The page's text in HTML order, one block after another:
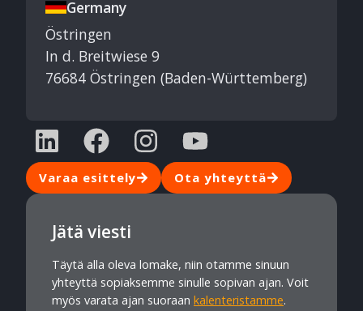
Germany
Östringen
In d. Breitwiese 9
76684 Östringen (Baden-Württemberg)
Varaa esittely Ota yhteyttä
Jätä viesti
Täytä alla oleva lomake, niin otamme sinuun
yhteyttä sopiaksemme sinulle sopivan ajan. Voit
myös varata ajan suoraan kalenteristamme.